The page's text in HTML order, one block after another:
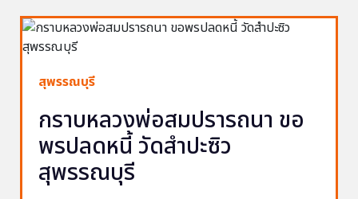
สุพรรณบุรี
กราบหลวงพ่อสมปรารถนา ขอ
พรปลดหนี้ วัดสำปะซิว
สุพรรณบุรี